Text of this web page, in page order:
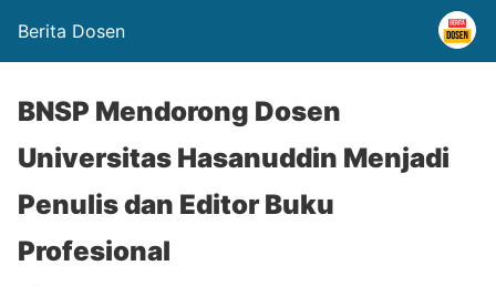
Berita Dosen
BNSP Mendorong Dosen
Universitas Hasanuddin Menjadi
Penulis dan Editor Buku
Profesional